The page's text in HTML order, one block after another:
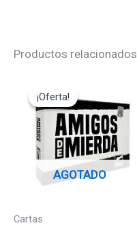
Productos relacionados
¡Oferta!
AGOTADO
¡Oferta!
Cartas
precio
original
era:
14,95€.
actual
es:
13,45€.